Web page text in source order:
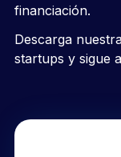
financiación.
Descarga
startups y sigue